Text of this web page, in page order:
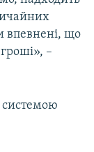
впевнені, що
–